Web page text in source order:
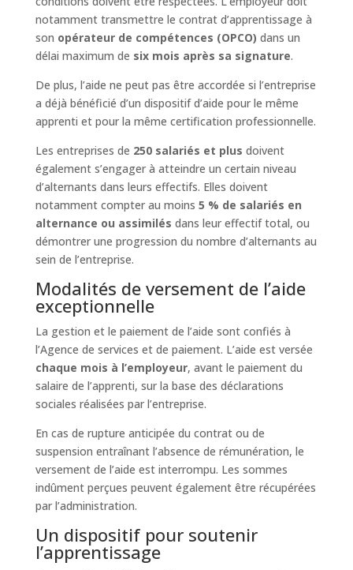
notamment transmettre le contrat d’apprentissage à
son opérateur de compétences (OPCO) dans un
délai maximum de six mois après sa signature.
De plus, l’aide ne peut pas être accordée si l’entreprise
a déjà bénéficié d’un dispositif d’aide pour le même
apprenti et pour la même certification professionnelle.
Les entreprises de 250 salariés et plus doivent
également s’engager à atteindre un certain niveau
d’alternants dans leurs effectifs. Elles doivent
notamment compter au moins 5 % de salariés en
alternance ou assimilés dans leur effectif total, ou
démontrer une progression du nombre d’alternants au
sein de l’entreprise.
Modalités de versement de l’aide
exceptionnelle
La gestion et le paiement de l’aide sont confiés à
l’Agence de services et de paiement. L’aide est versée
chaque mois à l’employeur, avant le paiement du
salaire de l’apprenti, sur la base des déclarations
sociales réalisées par l’entreprise.
En cas de rupture anticipée du contrat ou de
suspension entraînant l’absence de rémunération, le
versement de l’aide est interrompu. Les sommes
indûment perçues peuvent également être récupérées
par l’administration.
Un dispositif pour soutenir
l’apprentissage